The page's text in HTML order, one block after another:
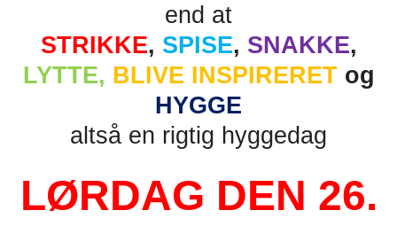
end at
STRIKKE, SPISE, SNAKKE,
LYTTE, BLIVE INSPIRERET og
HYGGE
altså en rigtig hyggedag
LØRDAG DEN 26.